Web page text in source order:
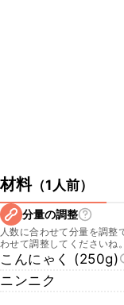
材料（1人前）
分量の調整
人数に合わせて分量を調整
わせて調整してくださいね。
こんにゃく (250g)
ニンニク